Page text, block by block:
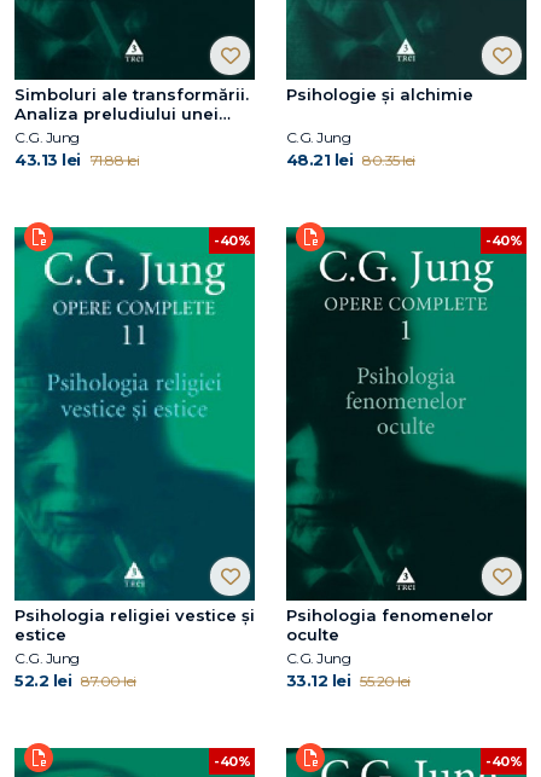
Simboluri ale transformării.
Analiza preludiului unei
schizofrenii
C.G. Jung
43.13 lei 71.88 lei
Psihologie și alchimie
C.G. Jung
48.21 lei 80.35 lei
-40%
Psihologia religiei vestice şi
estice
C.G. Jung
52.2 lei 87.00 lei
-40%
Psihologia fenomenelor
oculte
C.G. Jung
33.12 lei 55.20 lei
-40% -40%